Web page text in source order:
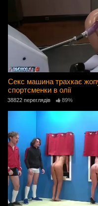
Секс машина трахкає
спортсменки в олії
38822 переглядів 89%